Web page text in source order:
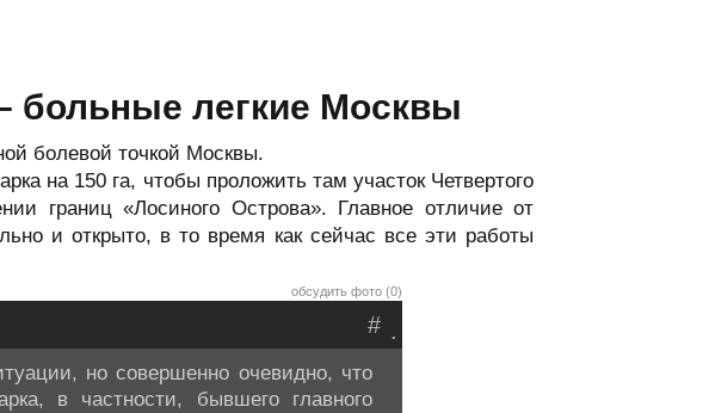
больные легкие Москвы
болевой точкой Москвы.
на 150 га, чтобы проложить там участок Четвертого
границ «Лосиного Острова». Главное отличие от
и открыто, в то время как сейчас все эти работы
обсудить фото (0)
.
#
но совершенно очевидно, что
в частности, бывшего главного